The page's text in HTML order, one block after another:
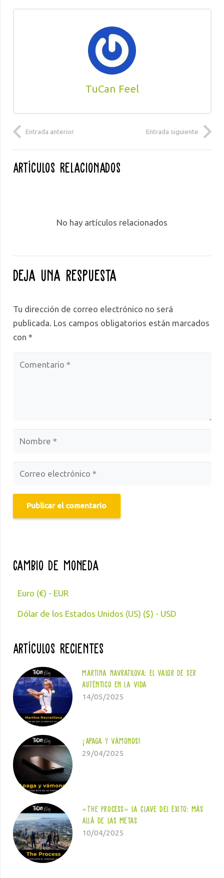
TuCan Feel
Entrada anterior Entrada siguiente
Artículos Relacionados
No hay artículos relacionados
Deja una respuesta
Tu dirección de correo electrónico no será
publicada. Los campos obligatorios están marcados
con *
Publicar el comentario
Cambio de moneda
Euro (€) - EUR
Dólar de los Estados Unidos (US) ($) - USD
Artículos Recientes
Martina Navratilova: El valor de ser
auténtico en la vida
14/05/2025
¡Apaga y vámonos!
29/04/2025
«The Process» la Clave del Éxito: Más
Allá de las Metas
10/04/2025